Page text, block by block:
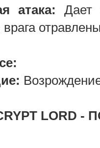
атака: Дает
врага
LORD